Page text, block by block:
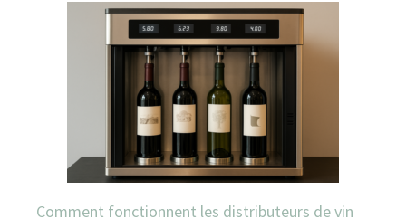
Comment fonctionnent les distributeurs de vin